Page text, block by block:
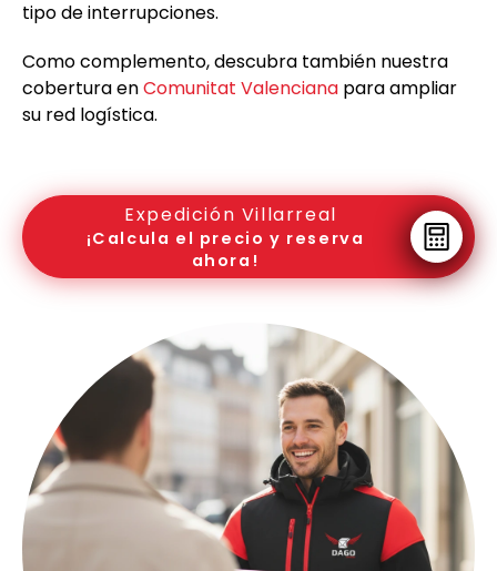
tipo de interrupciones.
Como complemento, descubra también nuestra
cobertura enComunitat Valenciana para ampliar
su red logística.
Expedición Villarreal
¡Calcula el precio y reserva
ahora!